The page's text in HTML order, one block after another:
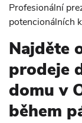
Profesionální
potencionálních
Najděte
prodeje
domu v
během